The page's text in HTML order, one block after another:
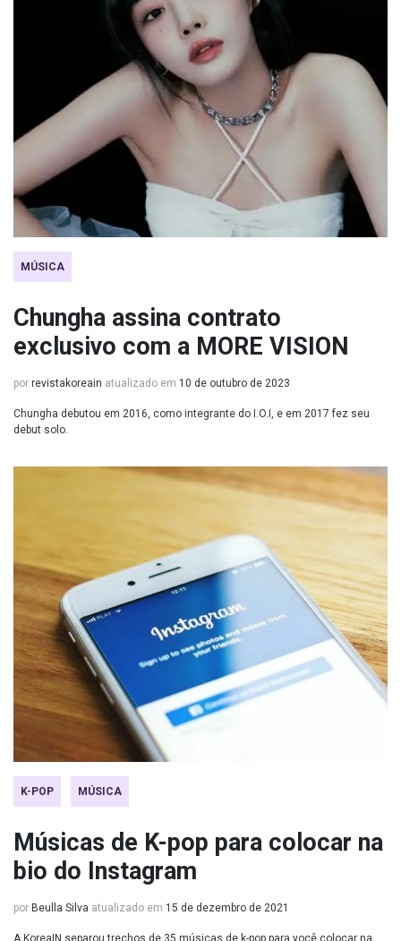
MÚSICA
Chungha assina contrato
exclusivo com a MORE VISION
por revistakoreain atualizado em 10 de outubro de 2023
Chungha debutou em 2016, como integrante do I.O.I, e em 2017 fez seu
debut solo.
K-POP MÚSICA
Músicas de K-pop para colocar na
bio do Instagram
por Beulla Silva atualizado em 15 de dezembro de 2021
A KoreaIN separou trechos de 35 músicas de k-pop para você colocar na